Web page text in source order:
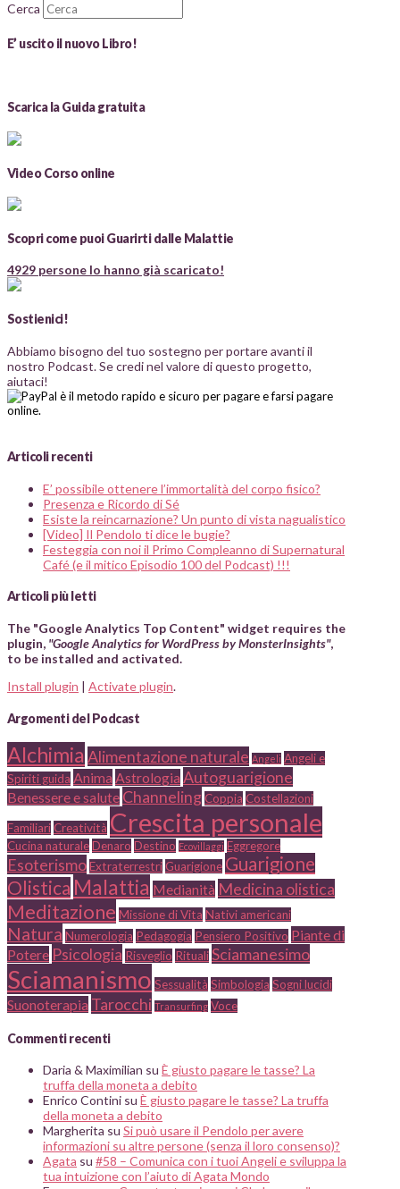
Cerca
E’ uscito il nuovo Libro!
Scarica la Guida gratuita
Video Corso online
Scopri come puoi Guarirti dalle Malattie
4929 persone lo hanno già scaricato!
Sostienici!
Abbiamo bisogno del tuo sostegno per portare avanti il
nostro Podcast. Se credi nel valore di questo progetto,
aiutaci!
Articoli recenti
E’ possibile ottenere l’immortalità del corpo fisico?
Presenza e Ricordo di Sé
Esiste la reincarnazione? Un punto di vista nagualistico
[Video] Il Pendolo ti dice le bugie?
Festeggia con noi il Primo Compleanno di Supernatural
Café (e il mitico Episodio 100 del Podcast) !!!
Articoli più letti
The "Google Analytics Top Content" widget requires the
plugin, "Google Analytics for WordPress by MonsterInsights",
to be installed and activated.
Install plugin | Activate plugin.
Argomenti del Podcast
Alchimia Alimentazione naturale Angeli Angeli e
Spiriti guida Anima Astrologia Autoguarigione
Benessere e salute ChannelingCoppia Costellazioni
FamiliariCreatività Crescita personale
Cucina naturaleDenaro Destino Ecovillaggi Eggregore
EsoterismoExtraterrestriGuarigione Guarigione
Olistica Malattia Medianità Medicina olistica
Meditazione Missione di Vita Nativi americani
Natura Numerologia Pedagogia Pensiero Positivo Piante di
Potere Psicologia Risveglio RitualiSciamanesimo
Sciamanismo Sessualità Simbologia Sogni lucidi
Suonoterapia Tarocchi Transurfing Voce
Commenti recenti
Daria & Maximilian su È giusto pagare le tasse? La
truffa della moneta a debito
Enrico Contini su È giusto pagare le tasse? La truffa
della moneta a debito
Margherita su Si può usare il Pendolo per avere
informazioni su altre persone (senza il loro consenso)?
Agata su #58 – Comunica con i tuoi Angeli e sviluppa la
tua intuizione con l’aiuto di Agata Mondo